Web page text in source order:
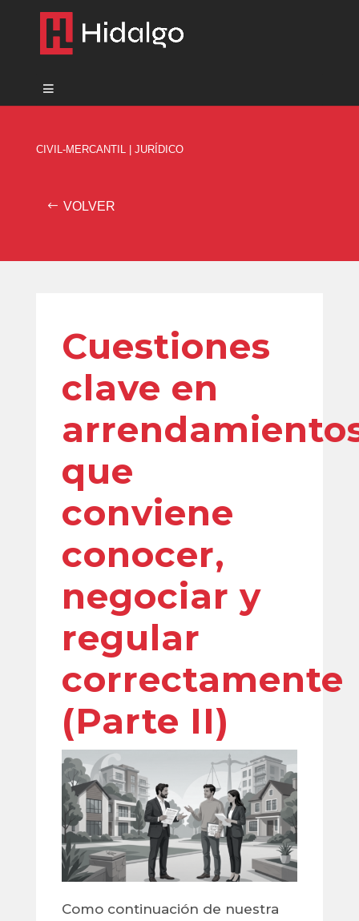
CIVIL-MERCANTIL| JURÍDICO
VOLVER
Cuestiones
clave en
que
conviene
conocer,
negociar y
regular
correctamente
(Parte II)
Como continuación de nuestra